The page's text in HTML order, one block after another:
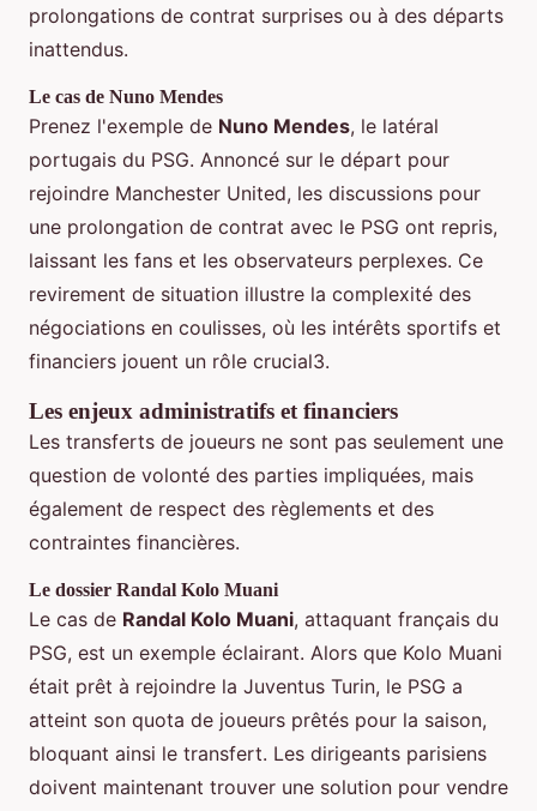
prolongations de contrat surprises ou à des départs
inattendus.
Le cas de Nuno Mendes
Prenez l'exemple de Nuno Mendes, le latéral
portugais du PSG. Annoncé sur le départ pour
rejoindre Manchester United, les discussions pour
une prolongation de contrat avec le PSG ont repris,
laissant les fans et les observateurs perplexes. Ce
revirement de situation illustre la complexité des
négociations en coulisses, où les intérêts sportifs et
financiers jouent un rôle crucial3.
Les enjeux administratifs et financiers
Les transferts de joueurs ne sont pas seulement une
question de volonté des parties impliquées, mais
également de respect des règlements et des
contraintes financières.
Le dossier Randal Kolo Muani
Le cas de Randal Kolo Muani, attaquant français du
PSG, est un exemple éclairant. Alors que Kolo Muani
était prêt à rejoindre la Juventus Turin, le PSG a
atteint son quota de joueurs prêtés pour la saison,
bloquant ainsi le transfert. Les dirigeants parisiens
doivent maintenant trouver une solution pour vendre